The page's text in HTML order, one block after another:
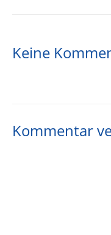
Keine
Kommentar